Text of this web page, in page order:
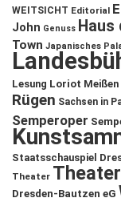
WEITSICHT Editorial
John Genuss Haus
Town Japanisches
Lesung Loriot Meißen
Rügen Sachsen in
Semperoper
Staatsschauspiel
Theater
Dresden-Bautzen eG